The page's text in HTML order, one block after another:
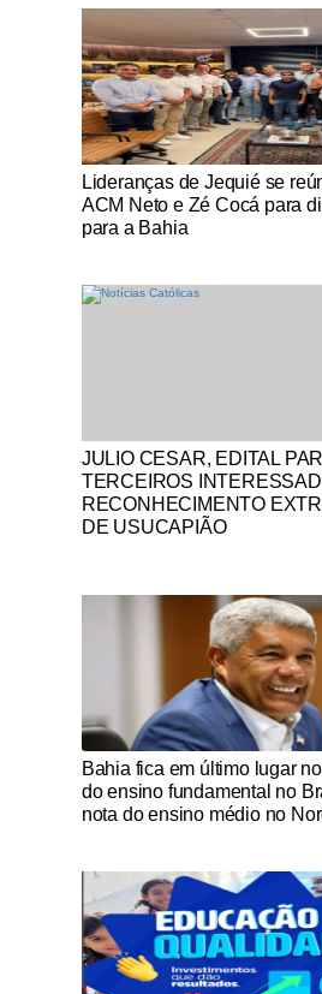
Notícias Católicas
Lideranças de Jequié se
ACM Neto e Zé Cocá para
para a Bahia
Notícias Católicas
JULIO CESAR, EDITAL
TERCEIROS
RECONHECIMENTO
DE USUCAPIÃO
Notícias Católicas
Bahia fica em último lugar
do ensino fundamental no
nota do ensino médio no